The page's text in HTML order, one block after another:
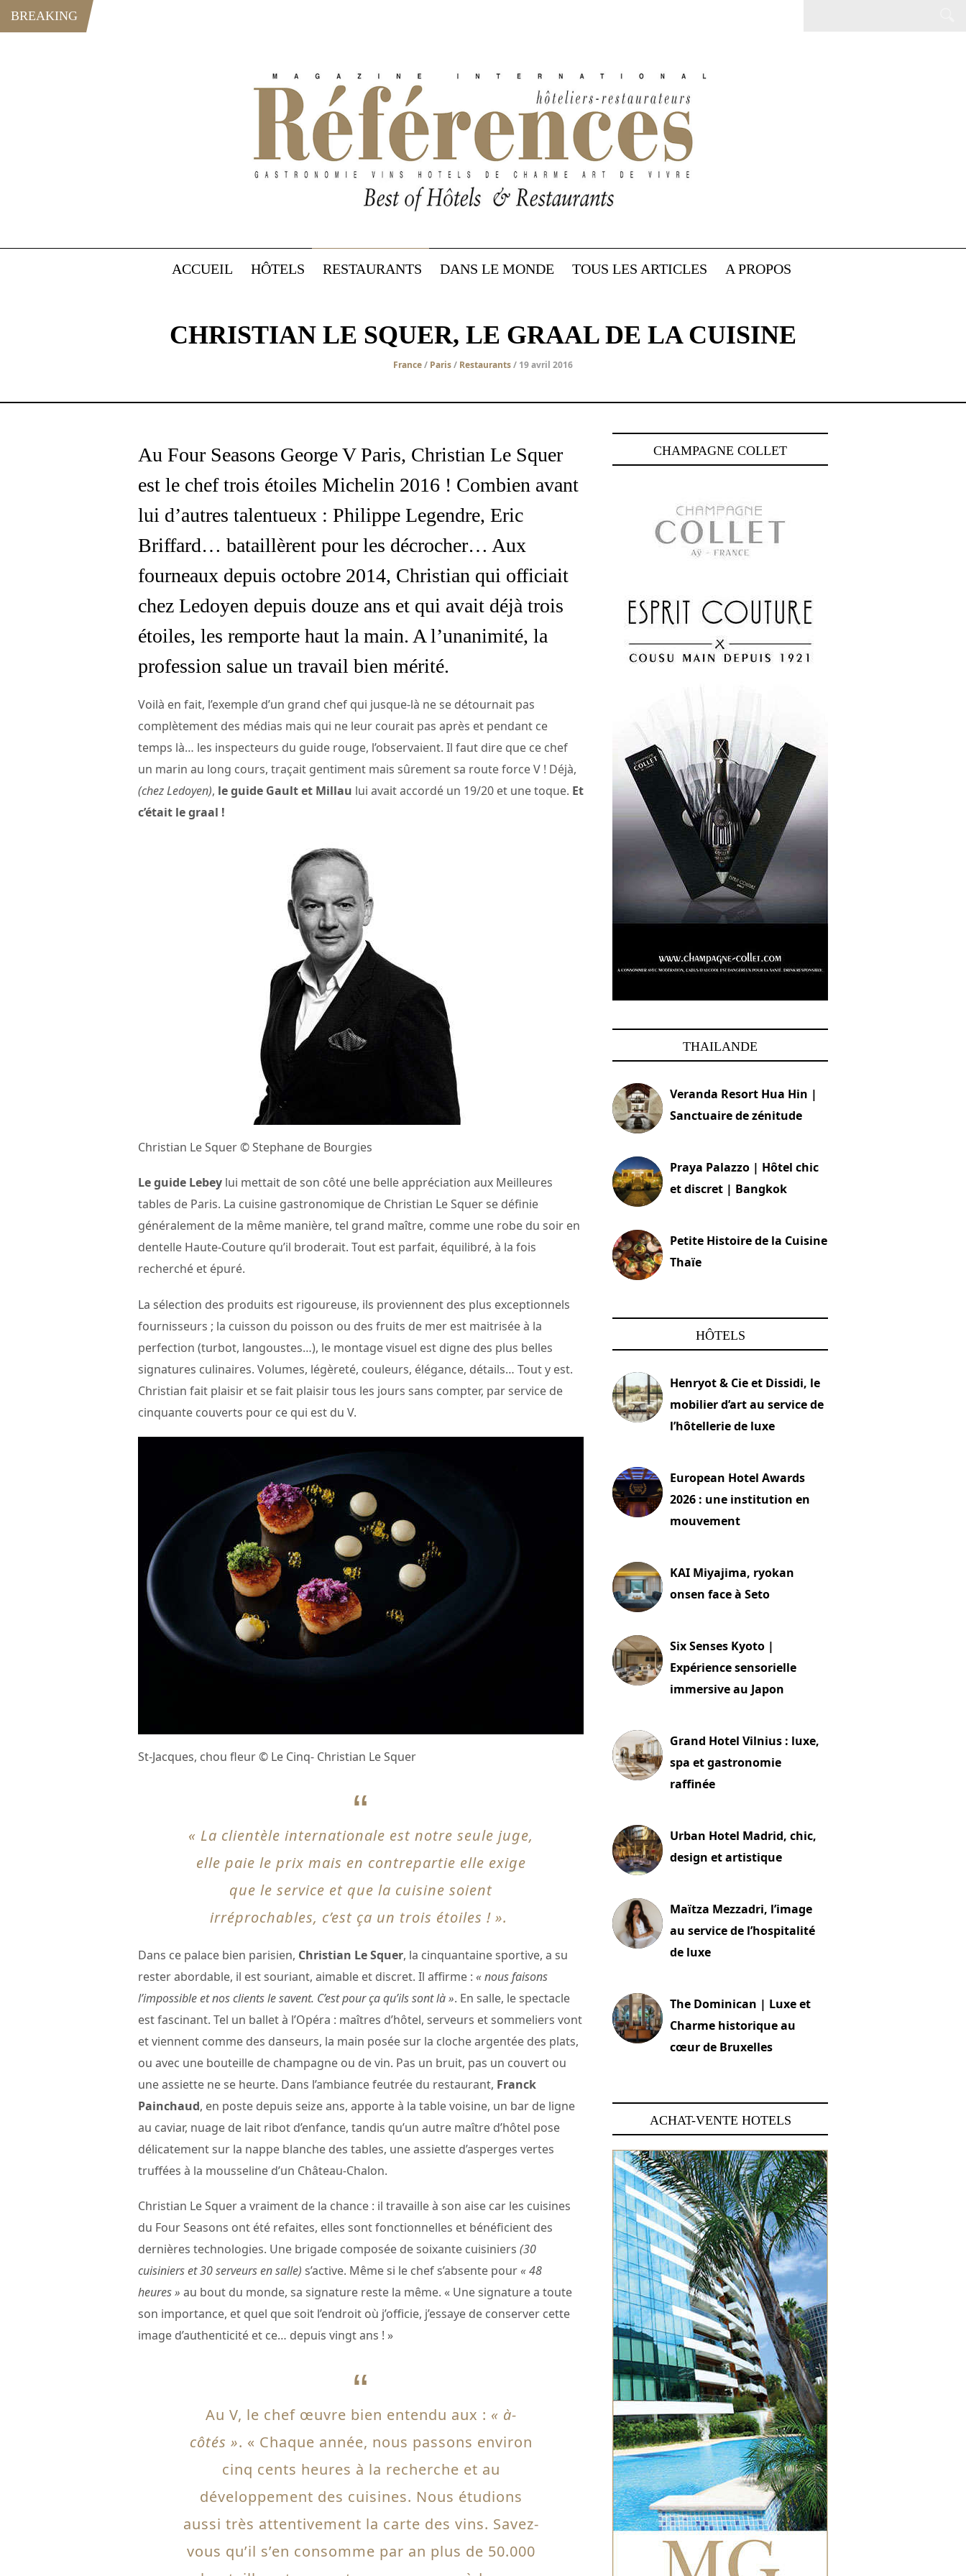
BREAKING
ACCUEIL HÔTELS RESTAURANTS DANS LE MONDE TOUS LES ARTICLES A PROPOS
CHRISTIAN LE SQUER, LE GRAAL DE LA CUISINE
France/ Paris/ Restaurants/ 19 avril 2016
Au Four Seasons George V Paris, Christian Le Squer
est le chef trois étoiles Michelin 2016 ! Combien avant
lui d’autres talentueux : Philippe Legendre, Eric
Briffard… bataillèrent pour les décrocher… Aux
fourneaux depuis octobre 2014, Christian qui officiait
chez Ledoyen depuis douze ans et qui avait déjà trois
étoiles, les remporte haut la main. A l’unanimité, la
profession salue un travail bien mérité.
Voilà en fait, l’exemple d’un grand chef qui jusque-là ne se détournait pas
complètement des médias mais qui ne leur courait pas après et pendant ce
temps là… les inspecteurs du guide rouge, l’observaient. Il faut dire que ce chef
un marin au long cours, traçait gentiment mais sûrement sa route force V ! Déjà,
(chez Ledoyen), le guide Gault et Millau lui avait accordé un 19/20 et une toque. Et
c’était le graal !
Christian Le Squer © Stephane de Bourgies
Le guide Lebey lui mettait de son côté une belle appréciation aux Meilleures
tables de Paris. La cuisine gastronomique de Christian Le Squer se définie
généralement de la même manière, tel grand maître, comme une robe du soir en
dentelle Haute-Couture qu’il broderait. Tout est parfait, équilibré, à la fois
recherché et épuré.
La sélection des produits est rigoureuse, ils proviennent des plus exceptionnels
fournisseurs ; la cuisson du poisson ou des fruits de mer est maitrisée à la
perfection (turbot, langoustes…), le montage visuel est digne des plus belles
signatures culinaires. Volumes, légèreté, couleurs, élégance, détails… Tout y est.
Christian fait plaisir et se fait plaisir tous les jours sans compter, par service de
cinquante couverts pour ce qui est du V.
St-Jacques, chou fleur © Le Cinq- Christian Le Squer
« La clientèle internationale est notre seule juge,
elle paie le prix mais en contrepartie elle exige
que le service et que la cuisine soient
irréprochables, c’est ça un trois étoiles ! ».
Dans ce palace bien parisien, Christian Le Squer, la cinquantaine sportive, a su
rester abordable, il est souriant, aimable et discret. Il affirme : « nous faisons
l’impossible et nos clients le savent. C’est pour ça qu’ils sont là ». En salle, le spectacle
est fascinant. Tel un ballet à l’Opéra : maîtres d’hôtel, serveurs et sommeliers vont
et viennent comme des danseurs, la main posée sur la cloche argentée des plats,
ou avec une bouteille de champagne ou de vin. Pas un bruit, pas un couvert ou
une assiette ne se heurte. Dans l’ambiance feutrée du restaurant, Franck
Painchaud, en poste depuis seize ans, apporte à la table voisine, un bar de ligne
au caviar, nuage de lait ribot d’enfance, tandis qu’un autre maître d’hôtel pose
délicatement sur la nappe blanche des tables, une assiette d’asperges vertes
truffées à la mousseline d’un Château-Chalon.
Christian Le Squer a vraiment de la chance : il travaille à son aise car les cuisines
du Four Seasons ont été refaites, elles sont fonctionnelles et bénéficient des
dernières technologies. Une brigade composée de soixante cuisiniers (30
cuisiniers et 30 serveurs en salle) s’active. Même si le chef s’absente pour« 48
heures » au bout du monde, sa signature reste la même. « Une signature a toute
son importance, et quel que soit l’endroit où j’officie, j’essaye de conserver cette
image d’authenticité et ce… depuis vingt ans ! »
Au V, le chef œuvre bien entendu aux : « à-
côtés ». « Chaque année, nous passons environ
cinq cents heures à la recherche et au
développement des cuisines. Nous étudions
aussi très attentivement la carte des vins. Savez-
vous qu’il s’en consomme par an plus de 50.000
CHAMPAGNE COLLET
THAILANDE
Veranda Resort Hua Hin |
Sanctuaire de zénitude
Praya Palazzo | Hôtel chic
et discret | Bangkok
Petite Histoire de la Cuisine
Thaïe
HÔTELS
Henryot & Cie et Dissidi, le
mobilier d’art au service de
l’hôtellerie de luxe
European Hotel Awards
2026 : une institution en
mouvement
KAI Miyajima, ryokan
onsen face à Seto
Six Senses Kyoto |
Expérience sensorielle
immersive au Japon
Grand Hotel Vilnius : luxe,
spa et gastronomie
raffinée
Urban Hotel Madrid, chic,
design et artistique
Maïtza Mezzadri, l’image
au service de l’hospitalité
de luxe
The Dominican | Luxe et
Charme historique au
cœur de Bruxelles
ACHAT-VENTE HOTELS